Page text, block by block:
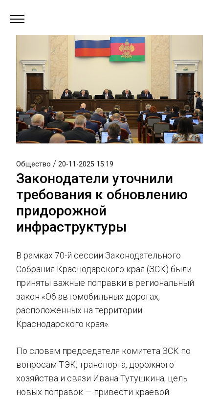
Общество / 20-11-2025 15:19
Законодатели уточнили
требования к обновлению
придорожной
инфраструктуры
В рамках 70-й сессии Законодательного
Собрания Краснодарского края (ЗСК) были
приняты важные поправки в региональный
закон «Об автомобильных дорогах,
расположенных на территории
Краснодарского края».
По словам председателя комитета ЗСК по
вопросам ТЭК, транспорта, дорожного
хозяйства и связи Ивана Тутушкина, цель
новых поправок — привести краевой